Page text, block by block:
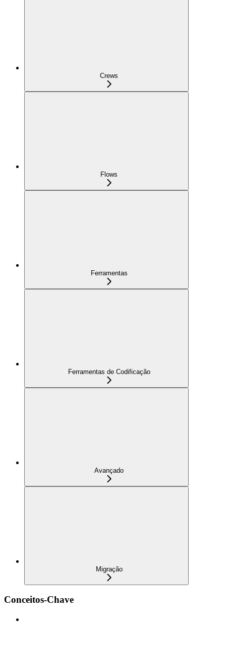
Crews
Flows
Ferramentas
Ferramentas de Codificação
Avançado
Migração
Conceitos-Chave